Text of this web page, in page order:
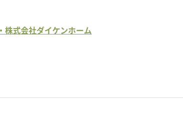
株式会社ダイケンホーム